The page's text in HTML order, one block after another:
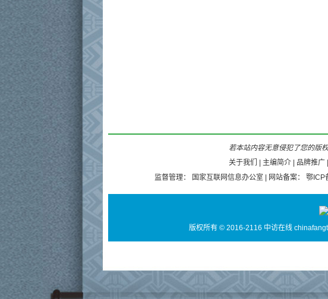
若本站内容无意侵犯了您的版
关于我们
主编简介 品牌推广
监督管理：
国家互联网信息办公室 | 网站备案： 鄂ICP
版权所有 © 2016-2116 中访在线